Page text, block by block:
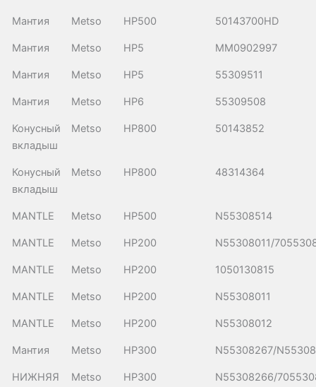
Мантия Metso HP500 50143700HD
Мантия Metso HP5 MM0902997
Мантия Metso HP5 55309511
Мантия Metso HP6 55309508
Конусный
вкладыш
Metso HP800 50143852
Конусный
вкладыш
Metso HP800 48314364
MANTLE Metso HP500 N55308514
MANTLE Metso HP200 N55308011/
MANTLE Metso HP200 1050130815
MANTLE Metso HP200 N55308011
MANTLE Metso HP200 N55308012
Мантия Metso HP300 N55308267/
НИЖНЯЯ
Metso HP300 N55308266/